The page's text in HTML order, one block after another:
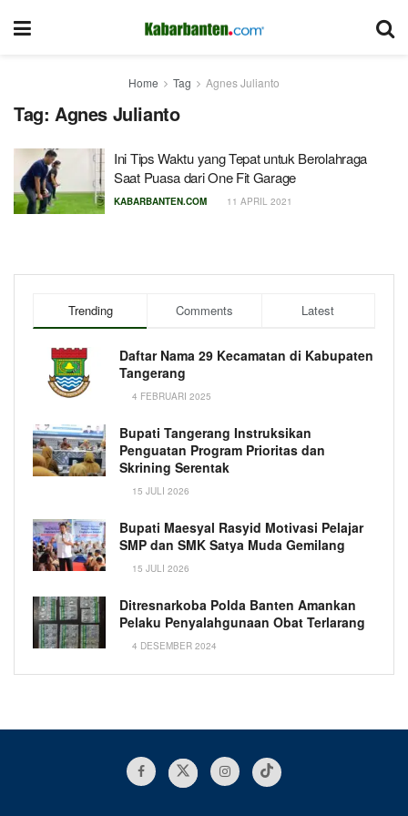
Home Tag Agnes Julianto
Tag: Agnes Julianto
Ini Tips Waktu yang Tepat untuk Berolahraga
Saat Puasa dari One Fit Garage
KABARBANTEN.COM 11 APRIL 2021
Trending Comments Latest
Daftar Nama 29 Kecamatan di Kabupaten
Tangerang
4 FEBRUARI 2025
Bupati Tangerang Instruksikan
Penguatan Program Prioritas dan
Skrining Serentak
15 JULI 2026
Bupati Maesyal Rasyid Motivasi Pelajar
SMP dan SMK Satya Muda Gemilang
15 JULI 2026
Ditresnarkoba Polda Banten Amankan
Pelaku Penyalahgunaan Obat Terlarang
4 DESEMBER 2024